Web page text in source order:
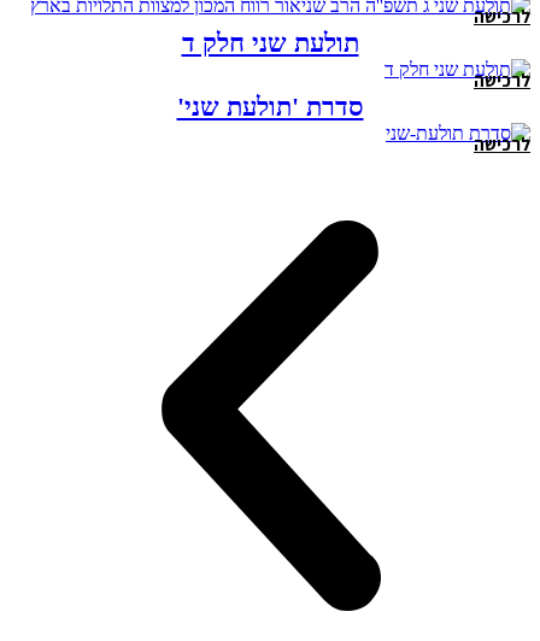
לרכישה
תולעת שני חלק ד
לרכישה
סדרת 'תולעת שני'
לרכישה